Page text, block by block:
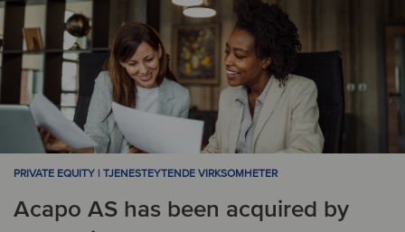
PRIVATE EQUITY | TJENESTEYTENDE VIRKSOMHETER
Acapo AS has been acquired by